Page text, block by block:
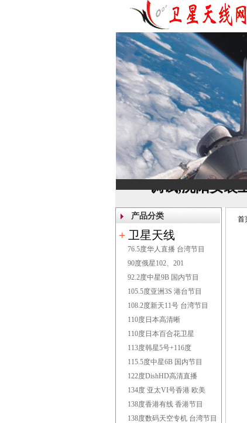
公告:沈阳迅驰为您
调试,沈阳安装
产品分类
+ 卫星天线
76.5度华人直播 台湾节目
90度俄星102、201
92.2度中星9B 国内节目
105.5度亚洲3S 港台节目
108.2度新天11号 台湾节目
110度日本高清晰
110度日本百合花卫星
113度韩星5号+116度
115.5度中星6B 国内节目
122度DishHD高清直播
134度 亚太VI号香港 欧美
138度香港有线 香港节目
138度数码天空专机 台湾节目
首